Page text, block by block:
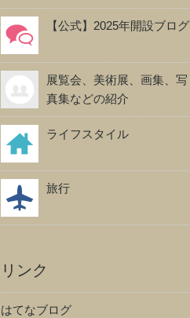
【公式】2025年開設ブログ
展覧会、美術展、画集、写
真集などの紹介
ライフスタイル
旅行
リンク
はてなブログ